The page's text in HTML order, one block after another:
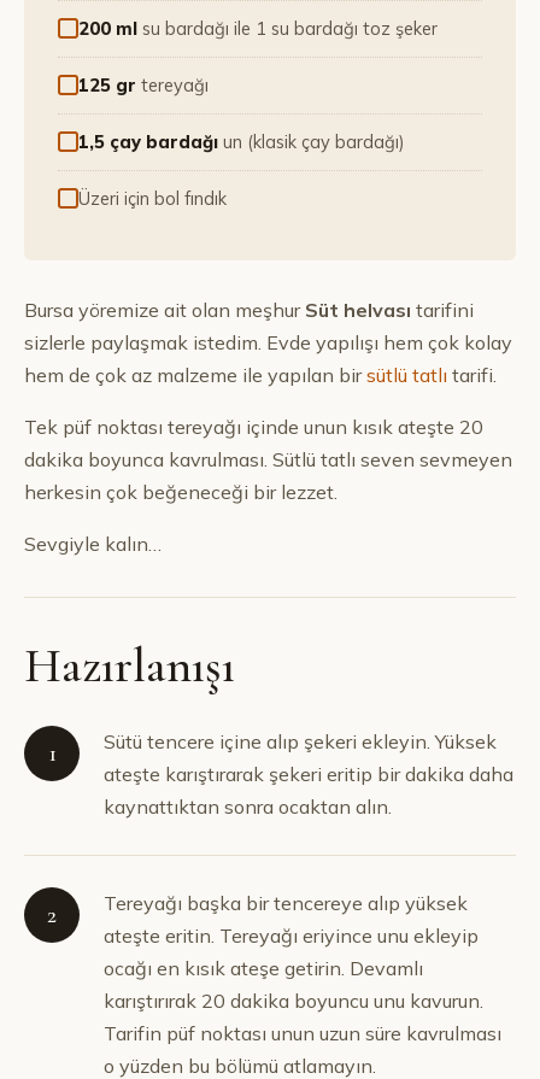
200 ml su bardağı ile 1 su bardağı toz şeker
125 gr tereyağı
1,5 çay bardağı un (klasik çay bardağı)
Üzeri için bol fındık
Bursa yöremize ait olan meşhurSüt helvası tarifini
sizlerle paylaşmak istedim. Evde yapılışı hem çok kolay
hem de çok az malzeme ile yapılan birsütlü tatlı tarifi.
Tek püf noktası tereyağı içinde unun kısık ateşte 20
dakika boyunca kavrulması. Sütlü tatlı seven sevmeyen
herkesin çok beğeneceği bir lezzet.
Sevgiyle kalın…
Hazırlanışı
1
Sütü tencere içine alıp şekeri ekleyin. Yüksek
ateşte karıştırarak şekeri eritip bir dakika daha
kaynattıktan sonra ocaktan alın.
2
Tereyağı başka bir tencereye alıp yüksek
ateşte eritin. Tereyağı eriyince unu ekleyip
ocağı en kısık ateşe getirin. Devamlı
karıştırırak 20 dakika boyuncu unu kavurun.
Tarifin püf noktası unun uzun süre kavrulması
o yüzden bu bölümü atlamayın.